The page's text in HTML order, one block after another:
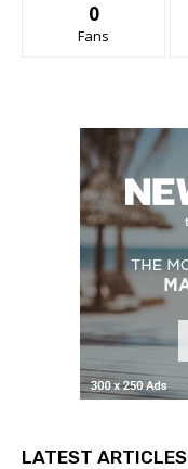
0
Fans
LATEST ARTICLES